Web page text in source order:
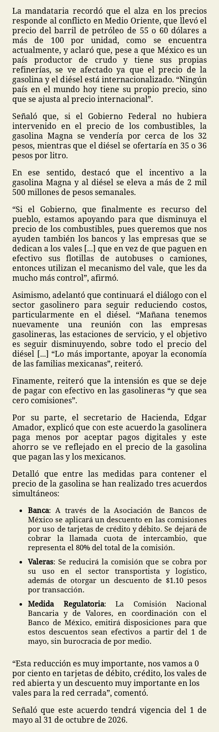
La mandataria recordó que el alza en los precios
responde al conflicto en Medio Oriente, que llevó el
precio del barril de petróleo de 55 o 60 dólares a
más de 100 por unidad, como se encuentra
actualmente, y aclaró que, pese a que México es un
país productor de crudo y tiene sus propias
refinerías, se ve afectado ya que el precio de la
gasolina y el diésel está internacionalizado. “Ningún
país en el mundo hoy tiene su propio precio, sino
que se ajusta al precio internacional”.
Señaló que, si el Gobierno Federal no hubiera
intervenido en el precio de los combustibles, la
gasolina Magna se vendería por cerca de los 32
pesos, mientras que el diésel se ofertaría en 35 o 36
pesos por litro.
En ese sentido, destacó que el incentivo a la
gasolina Magna y al diésel se eleva a más de 2 mil
500 millones de pesos semanales.
“Si el Gobierno, que finalmente es recurso del
pueblo, estamos apoyando para que disminuya el
precio de los combustibles, pues queremos que nos
ayuden también los bancos y las empresas que se
dedican a los vales [...] que en vez de que paguen en
efectivo sus flotillas de autobuses o camiones,
entonces utilizan el mecanismo del vale, que les da
mucho más control”, afirmó.
Asimismo, adelantó que continuará el diálogo con el
sector gasolinero para seguir reduciendo costos,
particularmente en el diésel. “Mañana tenemos
nuevamente una reunión con las empresas
gasolineras, las estaciones de servicio, y el objetivo
es seguir disminuyendo, sobre todo el precio del
diésel [...] “Lo más importante, apoyar la economía
de las familias mexicanas”, reiteró.
Finamente, reiteró que la intensión es que se deje
de pagar con efectivo en las gasolineras “y que sea
cero comisiones”.
Por su parte, el secretario de Hacienda, Edgar
Amador, explicó que con este acuerdo la gasolinera
paga menos por aceptar pagos digitales y este
ahorro se ve reflejado en el precio de la gasolina
que pagan las y los mexicanos.
Detalló que entre las medidas para contener el
precio de la gasolina se han realizado tres acuerdos
simultáneos:
Banca: A través de la Asociación de Bancos de
México se aplicará un descuento en las comisiones
por uso de tarjetas de crédito y débito. Se dejará de
cobrar la llamada cuota de intercambio, que
representa el 80% del total de la comisión.
Valeras: Se reducirá la comisión que se cobra por
su uso en el sector transportista y logístico,
además de otorgar un descuento de $1.10 pesos
por transacción.
Medida Regulatoria: La Comisión Nacional
Bancaria y de Valores, en coordinación con el
Banco de México, emitirá disposiciones para que
estos descuentos sean efectivos a partir del 1 de
mayo, sin burocracia de por medio.
“Esta reducción es muy importante, nos vamos a 0
por ciento en tarjetas de débito, crédito, los vales de
red abierta y un descuento muy importante en los
vales para la red cerrada”, comentó.
Señaló que este acuerdo tendrá vigencia del 1 de
mayo al 31 de octubre de 2026.